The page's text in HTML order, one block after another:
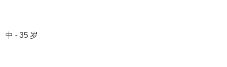
中 - 35 岁